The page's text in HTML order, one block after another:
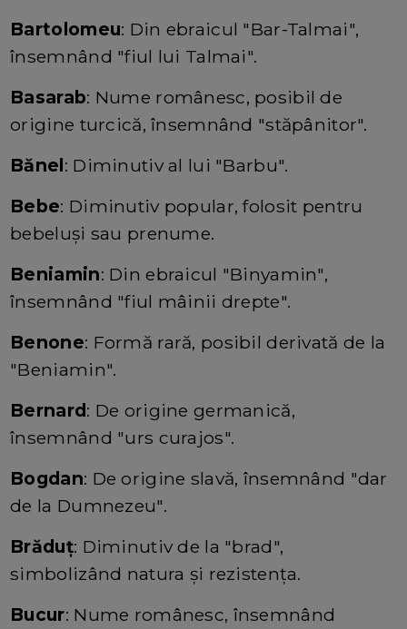
Bartolomeu: Din ebraicul "Bar-Talmai",
însemnând "fiul lui Talmai".
Basarab: Nume românesc, posibil de
origine turcică, însemnând "stăpânitor".
Bănel: Diminutiv al lui "Barbu".
Bebe: Diminutiv popular, folosit pentru
bebeluși sau prenume.
Beniamin: Din ebraicul "Binyamin",
însemnând "fiul mâinii drepte".
Benone: Formă rară, posibil derivată de la
"Beniamin".
Bernard: De origine germanică,
însemnând "urs curajos".
Bogdan: De origine slavă, însemnând "dar
de la Dumnezeu".
Brăduț: Diminutiv de la "brad",
simbolizând natura și rezistența.
Bucur: Nume românesc, însemnând